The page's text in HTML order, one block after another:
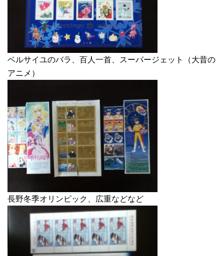
ベルサイユのバラ、百人一首、スーパージェット（大昔の
アニメ）
長野冬季オリンピック、広重などなど